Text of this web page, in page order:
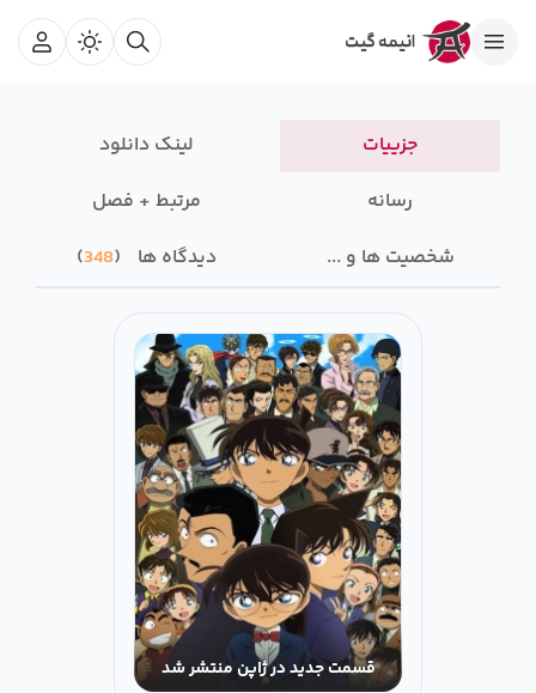
جزییات
لینک دانلود
رسانه‌
مرتبط + فصل
شخصیت ها و ...
دیدگاه ها 348
قسمت جدید در ژاپن منتشر شد